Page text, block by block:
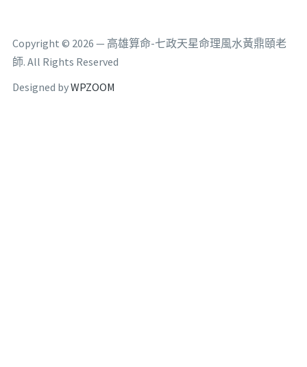
Copyright © 2026 — 高雄算命-七政天星命理風水黃鼎頤老
師. All Rights Reserved
Designed byWPZOOM